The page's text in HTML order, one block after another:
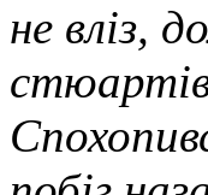
не вліз,